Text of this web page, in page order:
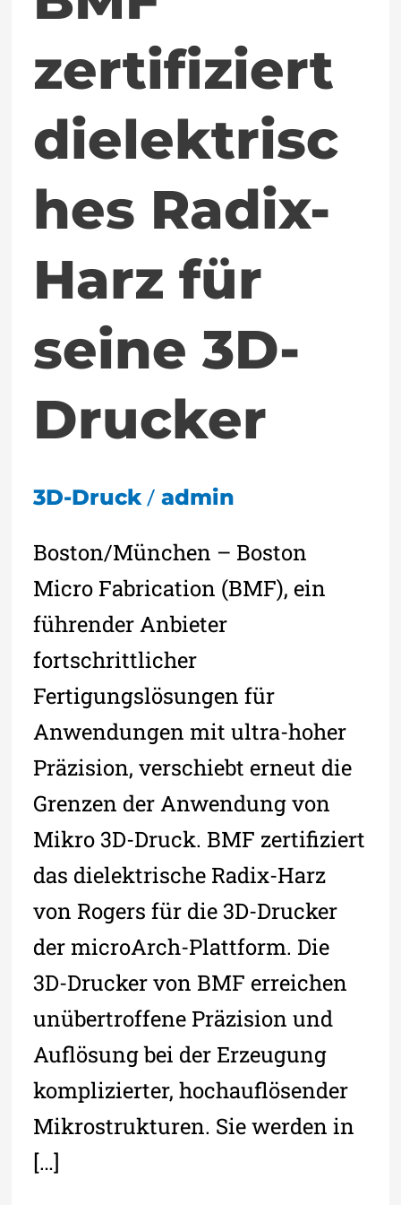
zertifiziert
dielektrisc
hes Radix-
Harz für
seine 3D-
Drucker
3D-Druck/ admin
Boston/München – Boston
Micro Fabrication (BMF), ein
führender Anbieter
fortschrittlicher
Fertigungslösungen für
Anwendungen mit ultra-hoher
Präzision, verschiebt erneut die
Grenzen der Anwendung von
Mikro 3D-Druck. BMF zertifiziert
das dielektrische Radix-Harz
von Rogers für die 3D-Drucker
der microArch-Plattform. Die
3D-Drucker von BMF erreichen
unübertroffene Präzision und
Auflösung bei der Erzeugung
komplizierter, hochauflösender
Mikrostrukturen. Sie werden in
[…]